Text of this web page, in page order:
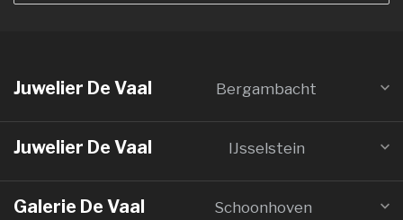
Juwelier De Vaal Bergambacht
Juwelier De Vaal IJsselstein
Galerie De Vaal Schoonhoven